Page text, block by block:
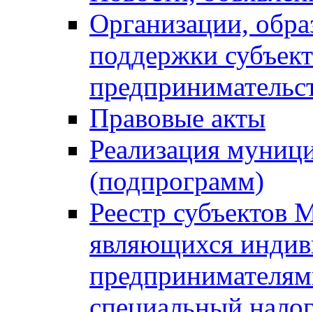
Организации,
поддержки
Правовые акты
Реализация
(подпрограмм)
Реестр
являющихся